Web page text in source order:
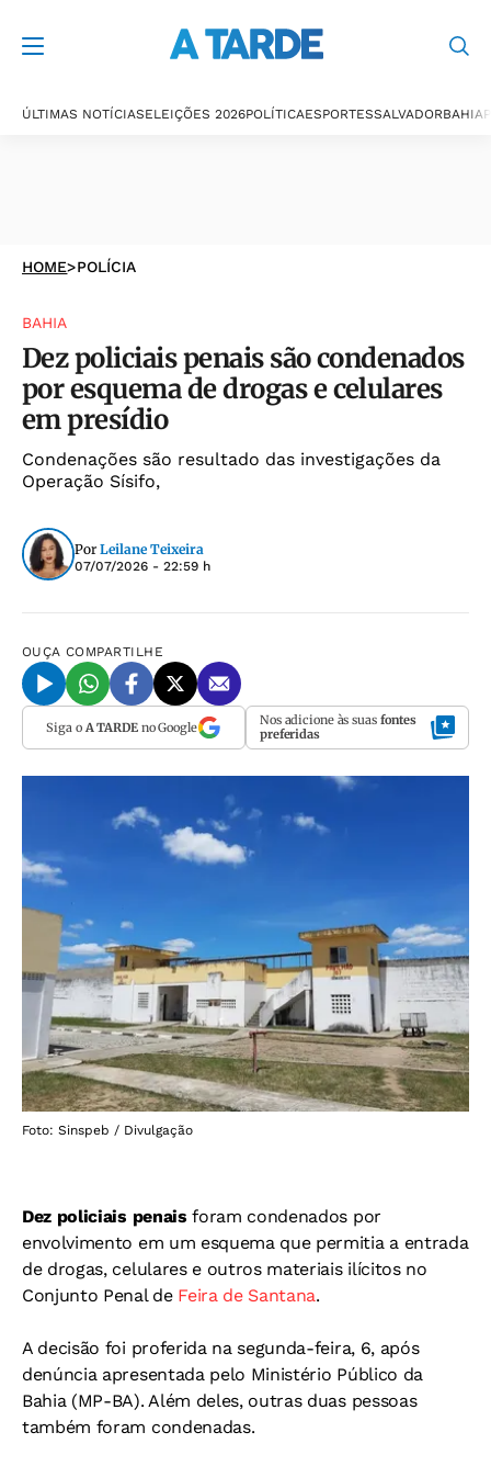
ÚLTIMAS NOTÍCIASELEIÇÕES 2026POLÍTICAESPORTESSALVADORBAHIA
HOME>POLÍCIA
BAHIA
Dez policiais penais são condenados
por esquema de drogas e celulares
em presídio
Condenações são resultado das investigações da
Operação Sísifo,
Por Leilane Teixeira
07/07/2026 - 22:59 h
OUÇA COMPARTILHE
Siga o A TARDEno Google Nos adicione às suas fontes
preferidas
Foto: Sinspeb / Divulgação
Dez policiais penais foram condenados por
envolvimento em um esquema que permitia a entrada
de drogas, celulares e outros materiais ilícitos no
Conjunto Penal de Feira de Santana.
A decisão foi proferida na segunda-feira, 6, após
denúncia apresentada pelo Ministério Público da
Bahia (MP-BA). Além deles, outras duas pessoas
também foram condenadas.